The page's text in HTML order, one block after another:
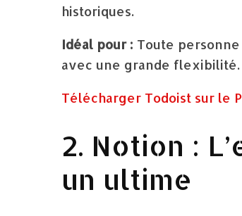
historiques.
Idéal pour : Toute
avec une grande flexibilité.
Télécharger Todoist sur le
2. Notion :
un ultime